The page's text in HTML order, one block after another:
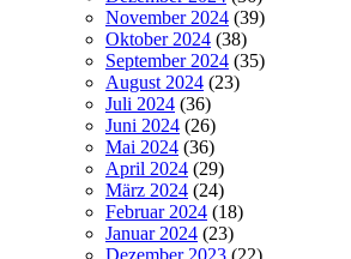
November 2024 (39)
Oktober 2024 (38)
September 2024 (35)
August 2024 (23)
Juli 2024 (36)
Juni 2024 (26)
Mai 2024 (36)
April 2024 (29)
März 2024 (24)
Februar 2024 (18)
Januar 2024 (23)